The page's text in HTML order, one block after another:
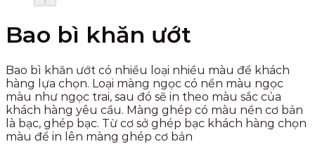
Bao bì khăn ướt
Bao bì khăn ướt có nhiều loại nhiều màu để khách
hàng lựa chọn. Loại màng ngọc có nền màu ngọc
màu như ngọc trai, sau đó sẽ in theo màu sắc của
khách hàng yêu cầu. Màng ghép có màu nền cơ bản
là bạc, ghép bạc. Từ cơ sở ghép bạc khách hàng chọn
màu để in lên màng ghép cơ bản